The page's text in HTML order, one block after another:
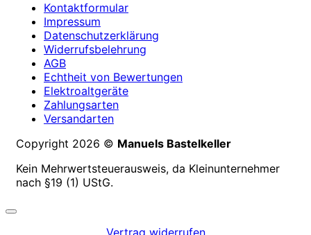
Kontaktformular
Impressum
Datenschutzerklärung
Widerrufsbelehrung
AGB
Echtheit von Bewertungen
Elektroaltgeräte
Zahlungsarten
Versandarten
Copyright 2026 © Manuels Bastelkeller
Kein Mehrwertsteuerausweis, da Kleinunternehmer
nach §19 (1) UStG.
Vertrag widerrufen